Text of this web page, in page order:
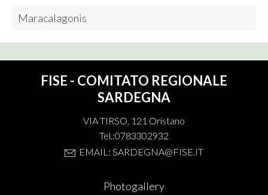
Maracalagonis
FISE - COMITATO REGIONALE
SARDEGNA
VIA TIRSO, 121 Oristano
Tel.:0783302932
EMAIL: SARDEGNA@FISE.IT
Photogallery